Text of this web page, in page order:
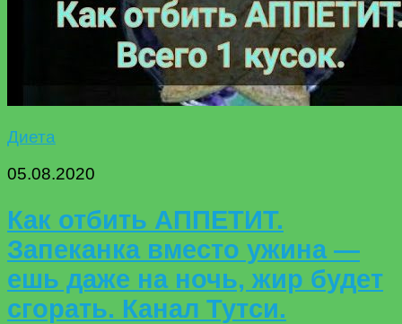
Диета
05.08.2020
Как отбить АППЕТИТ.
Запеканка вместо ужина —
ешь даже на ночь, жир будет
сгорать. Канал Тутси.